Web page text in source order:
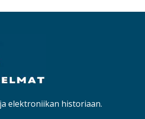
elektroniikan historiaan.